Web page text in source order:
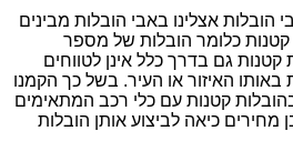
אצלינו באבי הובלות מבינים
קטנות כלומר הובלות של מספר
קטנות גם בדרך כלל אינן לטווחים
באותו האיזור או העיר. בשל כך הקמנו
קטנות עם כלי רכב המתאימים
מחירים כיאה לביצוע אותן הובלות